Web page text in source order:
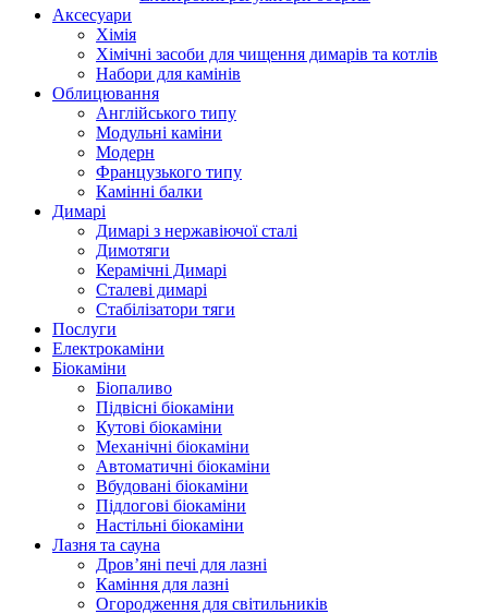
Аксесуари
Хімія
Хімічні засоби для чищення димарів та котлів
Набори для камінів
Облицювання
Англійського типу
Модульні каміни
Модерн
Французького типу
Камінні балки
Димарі
Димарі з нержавіючої сталі
Димотяги
Керамічні Димарі
Сталеві димарі
Стабілізатори тяги
Послуги
Електрокаміни
Біокаміни
Біопаливо
Підвісні біокаміни
Кутові біокаміни
Механічні біокаміни
Автоматичні біокаміни
Вбудовані біокаміни
Підлогові біокаміни
Настільні біокаміни
Лазня та сауна
Дров’яні печі для лазні
Каміння для лазні
Огородження для світильників